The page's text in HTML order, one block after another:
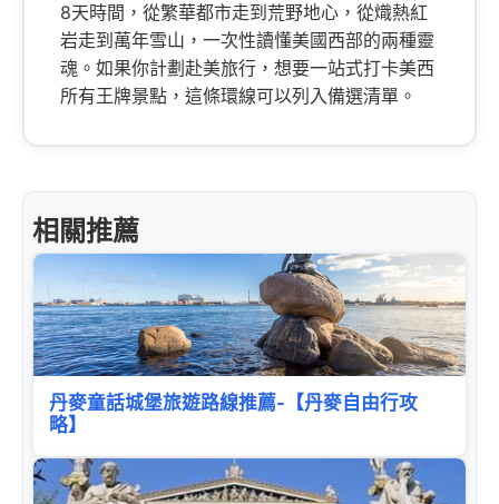
8天時間，從繁華都市走到荒野地心，從熾熱紅
岩走到萬年雪山，一次性讀懂美國西部的兩種靈
魂。如果你計劃赴美旅行，想要一站式打卡美西
所有王牌景點，這條環線可以列入備選清單。
相關推薦
丹麥童話城堡旅遊路線推薦-【丹麥自由行攻
略】